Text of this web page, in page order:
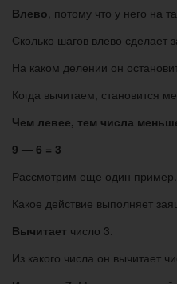
Влево, потому что у него на
Сколько шагов влево сделает
На каком делении он
Когда вычитаем, становится
Чем левее, тем числа
9 — 6 = 3
Рассмотрим еще один пример.
Какое действие выполняет
Вычитает число 3.
Из какого числа он вычитает